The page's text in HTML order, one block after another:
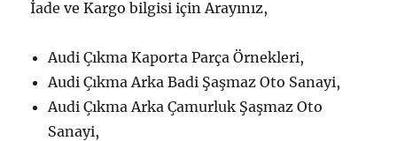
İade ve Kargo bilgisi için Arayınız,
Audi Çıkma Kaporta Parça Örnekleri,
Audi Çıkma Arka Badi Şaşmaz Oto Sanayi,
Audi Çıkma Arka Çamurluk Şaşmaz Oto
Sanayi,